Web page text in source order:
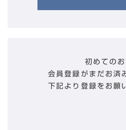
初めての
会員登録がまだお済
下記より登録をお願